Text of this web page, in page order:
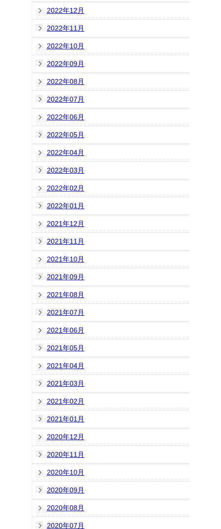
2022年12月
2022年11月
2022年10月
2022年09月
2022年08月
2022年07月
2022年06月
2022年05月
2022年04月
2022年03月
2022年02月
2022年01月
2021年12月
2021年11月
2021年10月
2021年09月
2021年08月
2021年07月
2021年06月
2021年05月
2021年04月
2021年03月
2021年02月
2021年01月
2020年12月
2020年11月
2020年10月
2020年09月
2020年08月
2020年07月